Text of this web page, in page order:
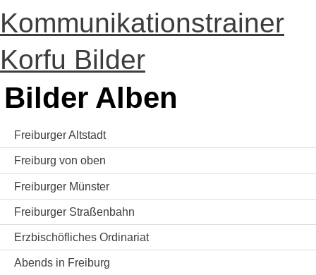
Kommunikationstrainer
Korfu Bilder
Bilder Alben
Freiburger Altstadt
Freiburg von oben
Freiburger Münster
Freiburger Straßenbahn
Erzbischöfliches Ordinariat
Abends in Freiburg